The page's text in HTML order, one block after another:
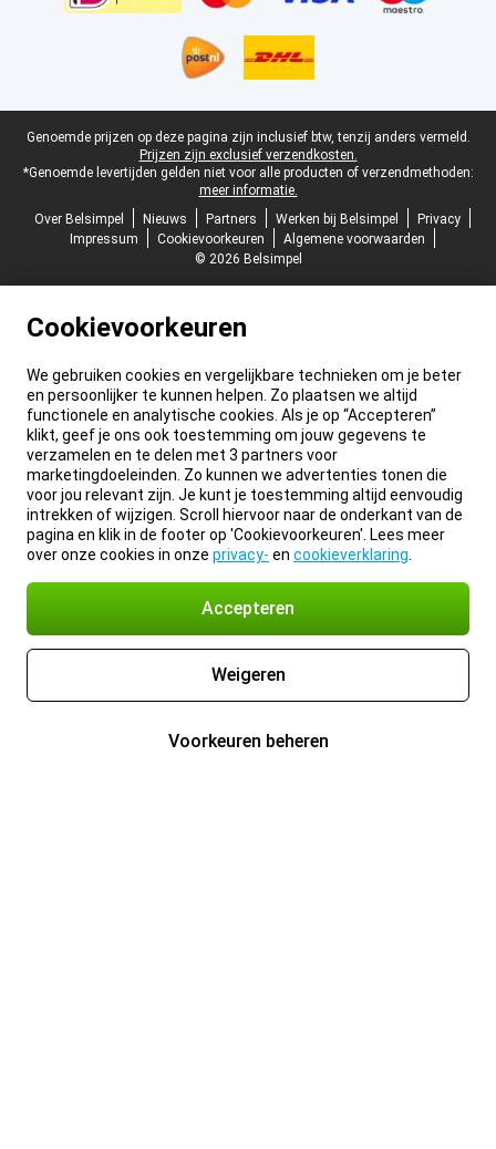
Juridische voettekst
Genoemde prijzen op deze pagina zijn inclusief btw, tenzij anders vermeld.
Prijzen zijn exclusief verzendkosten.
*Genoemde levertijden gelden niet voor alle producten of verzendmethoden:
meer informatie.
Over Belsimpel
Nieuws Partners Werken bij Belsimpel
Privacy
Impressum
Cookievoorkeuren
Algemene voorwaarden
© 2026 Belsimpel
Cookievoorkeuren
We gebruiken cookies en vergelijkbare technieken om je beter
en persoonlijker te kunnen helpen. Zo plaatsen we altijd
functionele en analytische cookies. Als je op “Accepteren”
klikt, geef je ons ook toestemming om jouw gegevens te
verzamelen en te delen met 3 partners voor
marketingdoeleinden. Zo kunnen we advertenties tonen die
voor jou relevant zijn. Je kunt je toestemming altijd eenvoudig
intrekken of wijzigen. Scroll hiervoor naar de onderkant van de
pagina en klik in de footer op 'Cookievoorkeuren'. Lees meer
over onze cookies in onze privacy- en cookieverklaring
Accepteren
Weigeren
Voorkeuren beheren